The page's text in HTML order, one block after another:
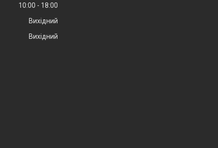
10:00
18:00
Вихідний
Вихідний